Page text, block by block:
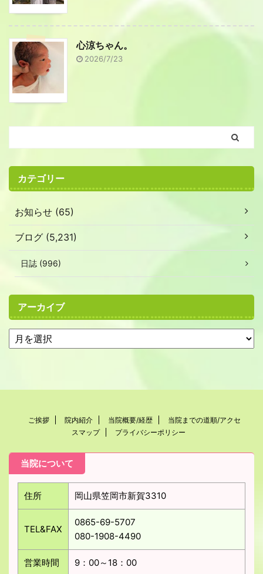
心涼ちゃん。
2026/7/23
カテゴリー
お知らせ (65)
ブログ (5,231)
日誌 (996)
アーカイブ
ご挨拶 院内紹介 当院概要/経歴
当院までの道順/アクセ
スマップ
プライバシーポリシー
当院について
住所 岡山県笠岡市新賀3310
TEL&FAX
0865-69-5707
080-1908-4490
営業時間 9：00～18：00